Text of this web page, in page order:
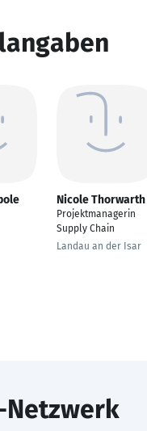
Nicole Thorwarth
Projektmanagerin
Supply Chain
Landau an der Isar
Netzwerk